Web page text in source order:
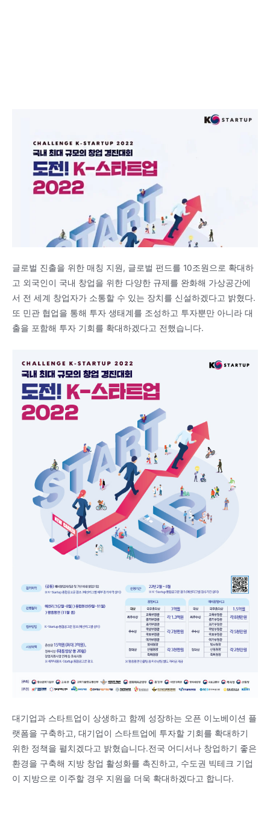
글로벌 진출을 위한 매칭 지원, 글로벌 펀드를 10조원으로 확대하
고 외국인이 국내 창업을 위한 다양한 규제를 완화해 가상공간에
서 전 세계 창업자가 소통할 수 있는 장치를 신설하겠다고 밝혔다.
또 민관 협업을 통해 투자 생태계를 조성하고 투자뿐만 아니라 대
출을 포함해 투자 기회를 확대하겠다고 전했습니다.
대기업과 스타트업이 상생하고 함께 성장하는 오픈 이노베이션 플
랫폼을 구축하고, 대기업이 스타트업에 투자할 기회를 확대하기
위한 정책을 펼치겠다고 밝혔습니다.전국 어디서나 창업하기 좋은
환경을 구축해 지방 창업 활성화를 촉진하고, 수도권 빅테크 기업
이 지방으로 이주할 경우 지원을 더욱 확대하겠다고 합니다.